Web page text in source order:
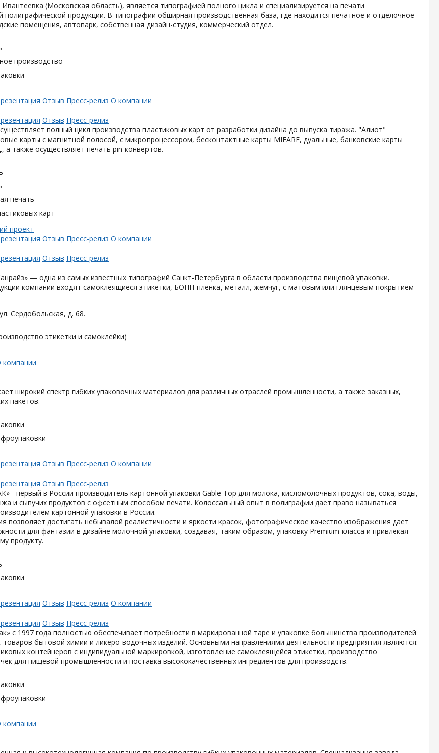
(Московская область), является типографией полного цикла и специализируется на печати
полиграфической продукции. В типографии обширная производственная база, где находится печатное и отделочное
помещения, автопарк, собственная дизайн-студия, коммерческий отдел.
производство
Отзыв Пресс-релиз О компании
Отзыв Пресс-релиз
полный цикл производства пластиковых карт от разработки дизайна до выпуска тиража. "Алиот"
карты с магнитной полосой, с микропроцессором, бесконтактные карты MIFARE, дуальные, банковские карты
а также осуществляет печать pin-конвертов.
печать
карт
Отзыв Пресс-релиз О компании
Отзыв Пресс-релиз
— одна из самых известных типографий Санкт-Петербурга в области производства пищевой упаковки.
компании входят самоклеящиеся этикетки, БОПП-пленка, металл, жемчуг, с матовым или глянцевым покрытием
Сердобольская, д. 68.
этикетки и самоклейки)
компании
широкий спектр гибких упаковочных материалов для различных отраслей промышленности, а также заказных,
пакетов.
Отзыв Пресс-релиз О компании
Отзыв Пресс-релиз
- первый в России производитель картонной упаковки Gable Top для молока, кисломолочных продуктов, сока, воды,
и сыпучих продуктов с офсетным способом печати. Колоссальный опыт в полиграфии дает право называться
картонной упаковки в России.
позволяет достигать небывалой реалистичности и яркости красок, фотографическое качество изображения дает
для фантазии в дизайне молочной упаковки, создавая, таким образом, упаковку Premium-класса и привлекая
продукту.
Отзыв Пресс-релиз О компании
Отзыв Пресс-релиз
с 1997 года полностью обеспечивает потребности в маркированной таре и упаковке большинства производителей
бытовой химии и ликеро-водочных изделий. Основными направлениями деятельности предприятия являются:
контейнеров с индивидуальной маркировкой, изготовление самоклеящейся этикетки, производство
для пищевой промышленности и поставка высококачественных ингредиентов для производств.
компании